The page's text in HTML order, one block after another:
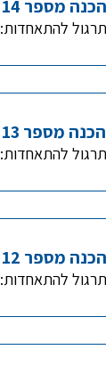
מספר 14
להתאחדות: 31/08/21
מספר 13
להתאחדות: 31/08/21
מספר 12
להתאחדות: 31/08/21